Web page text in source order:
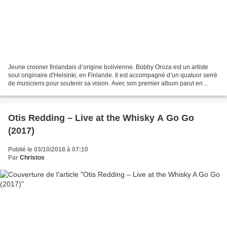
Jeune crooner finlandais d’origine bolivienne. Bobby Oroza est un artiste
soul originaire d'Helsinki, en Finlande. Il est accompagné d’un quatuor serré
de musiciens pour soutenir sa vision. Avec son premier album parut en
Otis Redding – Live at the Whisky A Go Go
(2017)
Publié le 03/10/2018 à 07:10
Par Christos